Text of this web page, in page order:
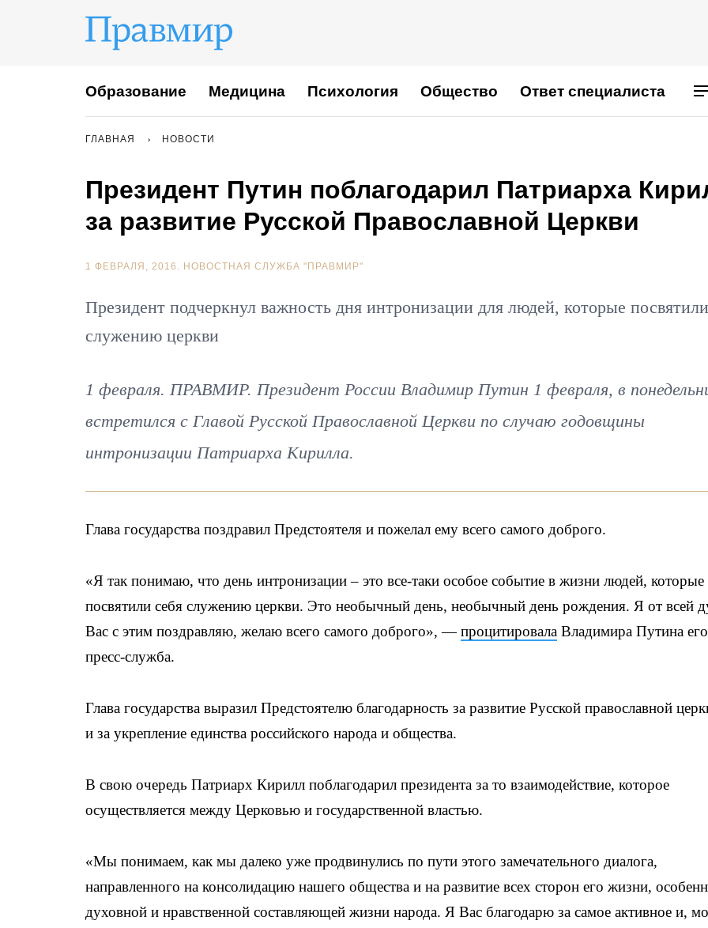
Образование Медицина Психология Общество Ответ специалиста
ГЛАВНАЯ НОВОСТИ
Президент Путин поблагодарил Патриарха
за развитие Русской Православной Церкви
1 ФЕВРАЛЯ, 2016. НОВОСТНАЯ СЛУЖБА "ПРАВМИР"
Президент подчеркнул важность дня интронизации для людей, которые
служению церкви
1 февраля. ПРАВМИР. Президент России Владимир Путин 1 февраля, в
встретился с Главой Русской Православной Церкви по случаю годовщины
интронизации Патриарха Кирилла.
Глава государства поздравил Предстоятеля и пожелал ему всего самого доброго.
«Я так понимаю, что день интронизации – это все-таки особое событие в жизни людей, которые
посвятили себя служению церкви. Это необычный день, необычный день рождения. Я от всей
Вас с этим поздравляю, желаю всего самого доброго», —процитировала Владимира Путина его
пресс-служба.
Глава государства выразил Предстоятелю благодарность за развитие Русской православной
и за укрепление единства российского народа и общества.
В свою очередь Патриарх Кирилл поблагодарил президента за то взаимодействие, которое
осуществляется между Церковью и государственной властью.
«Мы понимаем, как мы далеко уже продвинулись по пути этого замечательного диалога,
направленного на консолидацию нашего общества и на развитие всех сторон его жизни,
духовной и нравственной составляющей жизни народа. Я Вас благодарю за самое активное и,